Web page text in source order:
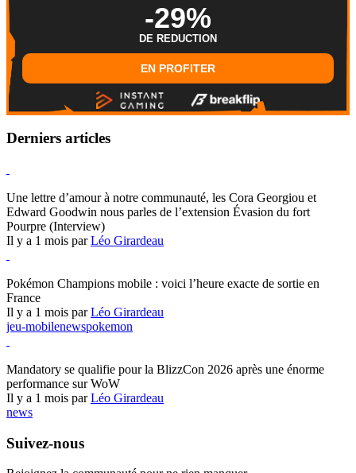
-29%
DE REDUCTION
EN PROFITER
Derniers articles
Une lettre d’amour à notre communauté, les Cora Georgiou et
Edward Goodwin nous parles de l’extension Évasion du fort
Pourpre (Interview)
Il y a 1 mois parLéo Girardeau
Pokémon Champions mobile : voici l’heure exacte de sortie en
France
Il y a 1 mois parLéo Girardeau
jeu-mobilenewspokemon
Mandatory se qualifie pour la BlizzCon 2026 après une énorme
performance sur WoW
Il y a 1 mois parLéo Girardeau
news
Suivez-nous